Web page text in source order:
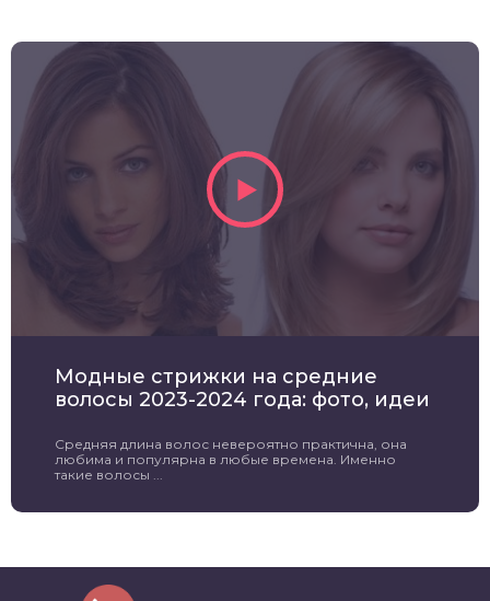
Модные стрижки на средние
волосы 2023-2024 года: фото, идеи
Средняя длина волос невероятно практична, она
любима и популярна в любые времена. Именно
такие волосы ...